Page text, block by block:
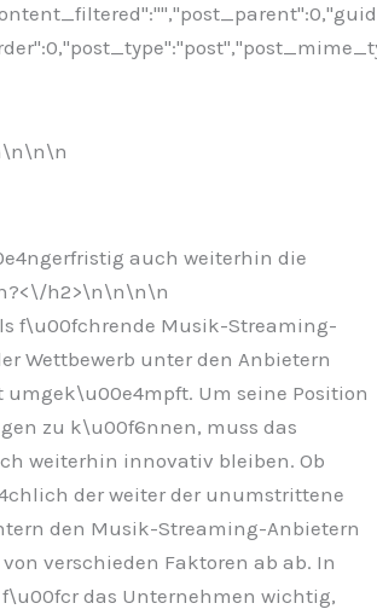
\n\n\n
auch weiterhin die
h2>\n\n\n\n
f\u00fchrende Musik-Streaming-
Wettbewerb unter den Anbietern
Um seine Position
zu k\u00f6nnen, muss das
weiterhin innovativ bleiben. Ob
der weiter der unumstrittene
den Musik-Streaming-Anbietern
verschieden Faktoren ab ab. In
f\u00fcr das Unternehmen wichtig,